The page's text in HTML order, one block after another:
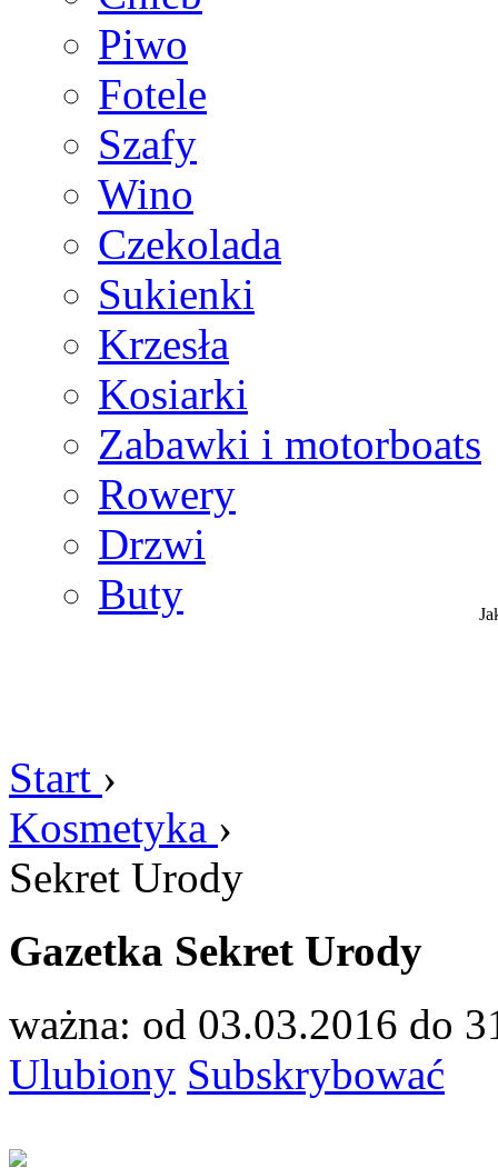
Piwo
Fotele
Szafy
Wino
Czekolada
Sukienki
Krzesła
Kosiarki
Zabawki i motorboats
Rowery
Drzwi
Buty
Start ›
Kosmetyka ›
Sekret Urody
Gazetka Sekret Urody
ważna: od 03.03.2016 do
Ulubiony Subskrybować